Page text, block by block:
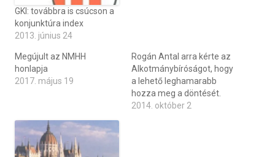
GKI: továbbra is csúcson a
konjunktúra index
2013. június 24
Megújult az NMHH
honlapja
2017. május 19
Rogán Antal arra kérte az
Alkotmánybíróságot, hogy
a lehető leghamarabb
hozza meg a döntését.
2014. október 2